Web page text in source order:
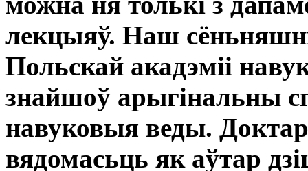
лекцыяў. Наш
Польскай акадэміі
знайшоў арыгінальны
навуковыя веды.
вядомасьць як аўтар